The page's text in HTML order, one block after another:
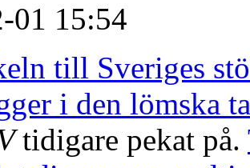
01 15:54
till Sveriges
i den lömska
tidigare pekat på.